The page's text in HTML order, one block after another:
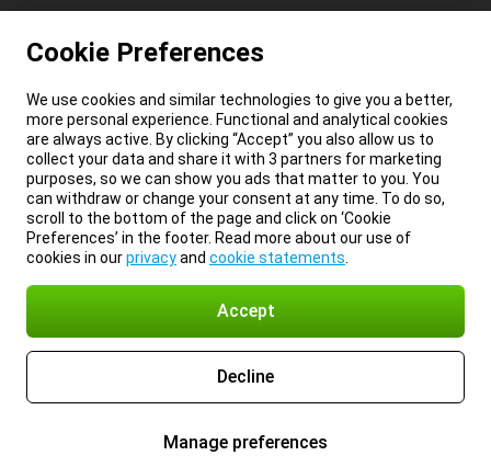
Cookie Preferences
We use cookies and similar technologies to give you a better,
more personal experience. Functional and analytical cookies
are always active. By clicking “Accept” you also allow us to
collect your data and share it with 3 partners for marketing
purposes, so we can show you ads that matter to you. You
can withdraw or change your consent at any time. To do so,
scroll to the bottom of the page and click on ‘Cookie
Preferences’ in the footer. Read more about our use of
cookies in ourprivacyand cookie statements
Accept
Decline
Manage preferences